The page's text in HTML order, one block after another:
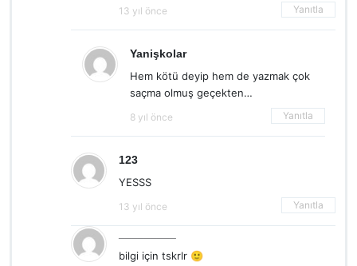
13 yıl önce Yanıtla
Yanişkolar
Hem kötü deyip hem de yazmak çok
saçma olmuş geçekten…
8 yıl önce Yanıtla
123
YESSS
13 yıl önce Yanıtla
bilgi için tskrlr 🙂